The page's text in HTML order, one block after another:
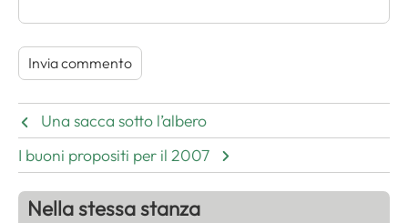
Una sacca sotto l’albero
I buoni propositi per il 2007
Nella stessa stanza